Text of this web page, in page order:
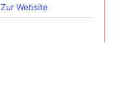
Zur Website